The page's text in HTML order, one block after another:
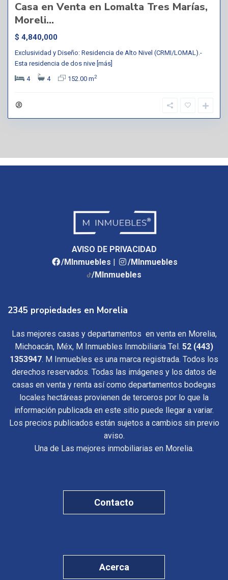
Casa en Venta en Lomalta Tres Marías,
Moreli...
$ 4,840,000
Exclusividad y Diseño: Residencia de Alto Nivel (CRMI/LOMAL).-
Esta residencia de dos nive [más]
4
4 152.00 m2
AVISO DE PRIVACIDAD
/MInmuebles |
/MInmuebles
/MInmuebles
2345 propiedades en Morelia
Las mejores casas y departamentos en venta en Morelia,
Michoacán, Méx, M Inmuebles Inmobiliaria Tel. 52 (443)
1353947. M Inmuebles es una marca registrada. Todos los
derechos reservados. Todas las imágenes y los datos de
casas en venta y renta así como departamentos bodegas
locales hectáreas provienen de terceros por lo que la
información publicada en este sitio puede llegar a variar.
Los precios publicados están sujetos a cambios sin previo
aviso.
Una de Las mejores inmobiliarias en Morelia.